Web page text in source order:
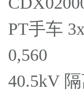
PT手车
0,560
40.5kV